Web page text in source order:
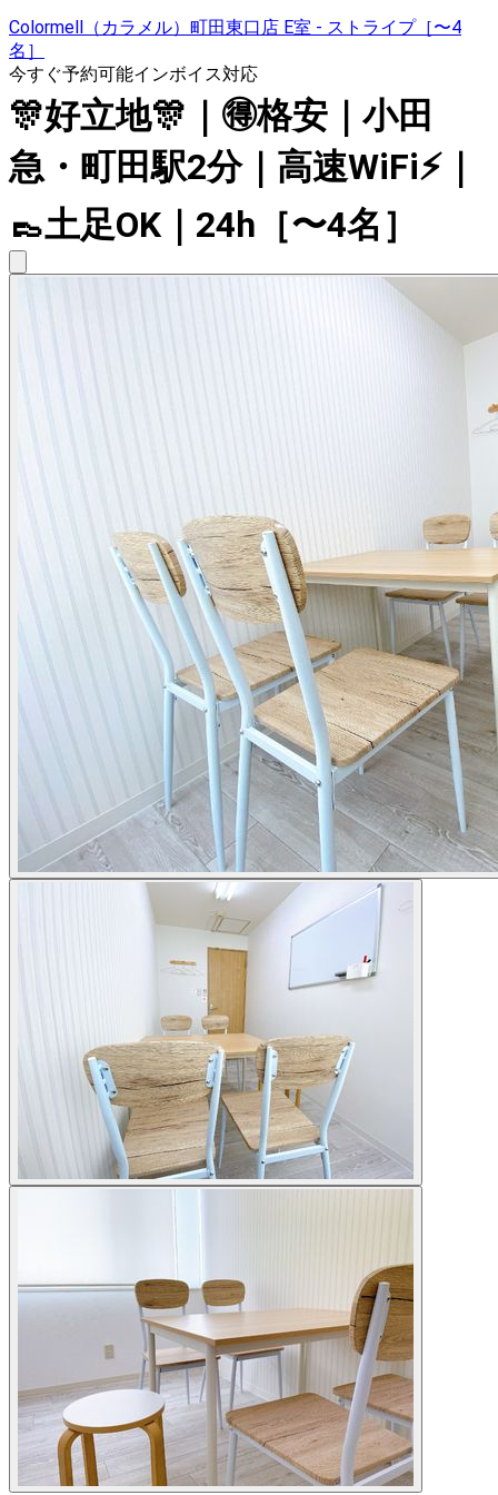
Colormell（カラメル）町田東口店 E室 - ストライプ［〜4
名］
今すぐ予約可能インボイス対応
🎊好立地🎊｜🉐格安｜小田
急・町田駅2分｜高速WiFi⚡｜
👞土足OK｜24h［〜4名］